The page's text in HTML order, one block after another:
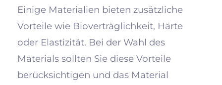
Einige Materialien bieten zusätzliche
Vorteile wie Bioverträglichkeit, Härte
oder Elastizität. Bei der Wahl des
Materials sollten Sie diese Vorteile
berücksichtigen und das Material